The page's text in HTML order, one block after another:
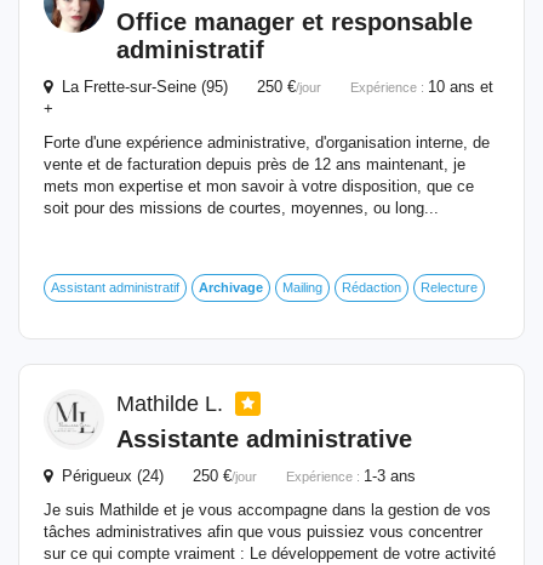
Office manager et responsable
administratif
La Frette-sur-Seine (95) 250 €/jour Expérience : 10 ans et
+
Forte d'une expérience administrative, d'organisation interne, de
vente et de facturation depuis près de 12 ans maintenant, je
mets mon expertise et mon savoir à votre disposition, que ce
soit pour des missions de courtes, moyennes, ou long...
Assistant administratif Archivage Mailing Rédaction Relecture
Mathilde L.
Assistante administrative
Périgueux (24) 250 €/jour Expérience : 1-3 ans
Je suis Mathilde et je vous accompagne dans la gestion de vos
tâches administratives afin que vous puissiez vous concentrer
sur ce qui compte vraiment : Le développement de votre activité